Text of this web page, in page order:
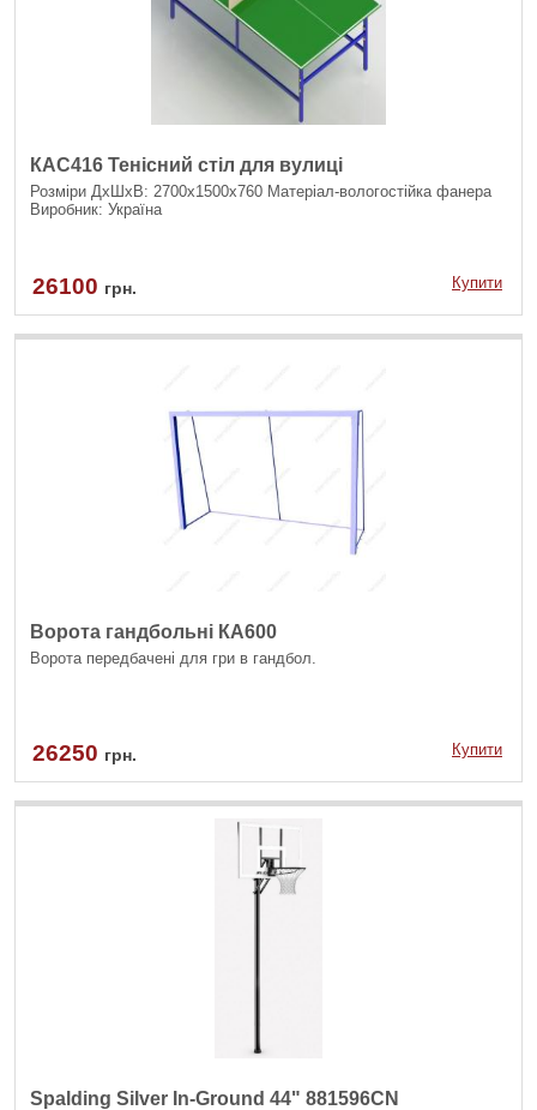
КАС416 Тенісний стіл для вулиці
Розміри ДхШхВ: 2700х1500х760 Матеріал-вологостійка фанера
Виробник: Україна
26100 грн. Купити
Ворота гандбольні КА600
Ворота передбачені для гри в гандбол.
26250 грн. Купити
Spalding Silver In-Ground 44" 881596CN